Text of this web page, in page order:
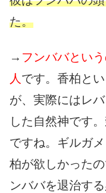
た。
→ フンババとい
人 です。香柏と
が、実際にはレ
した自然神です
ですね。ギルガ
柏が欲しかった
ンババを退治す